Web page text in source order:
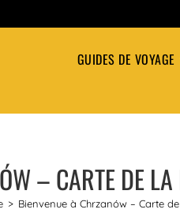
GUIDES DE VOYAGE
– CARTE DE
> Bienvenue à Chrzanów – Carte